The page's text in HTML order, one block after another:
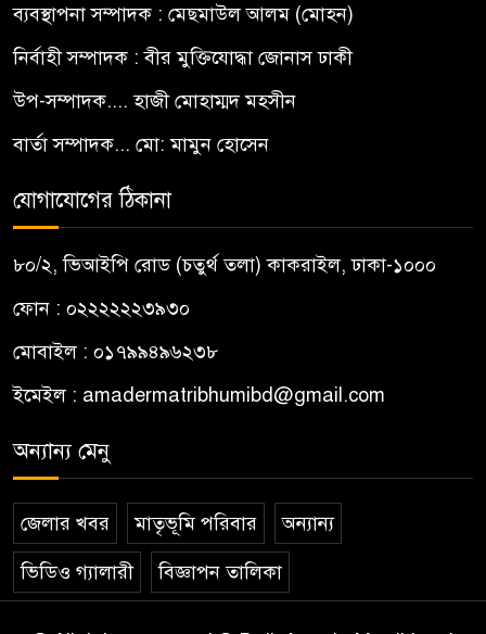
ব্যবস্থাপনা সম্পাদক : মেছমাউল আলম (মোহন)
নির্বাহী সম্পাদক : বীর মুক্তিযোদ্ধা জোনাস ঢাকী
উপ-সম্পাদক.... হাজী মোহাম্মদ মহসীন
বার্তা সম্পাদক... মো: মামুন হোসেন
যোগাযোগের ঠিকানা
৮০/২, ভিআইপি রোড (চতুর্থ তলা) কাকরাইল, ঢাকা-১০০০
ফোন : ০২২২২২২৩৯৩০
মোবাইল : ০১৭৯৯৪৯৬২৩৮
ইমেইল : amadermatribhumibd@gmail.com
অন্যান্য মেনু
জেলার খবর মাতৃভূমি পরিবার অন্যান্য
ভিডিও গ্যালারী বিজ্ঞাপন তালিকা